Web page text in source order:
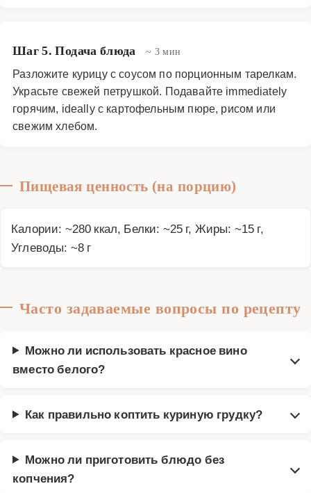
Шаг 5. Подача блюда ~ 3 мин
Разложите курицу с соусом по порционным тарелкам.
Украсьте свежей петрушкой. Подавайте immediately
горячим, ideally с картофельным пюре, рисом или
свежим хлебом.
Пищевая ценность (на порцию)
Калории: ~280 ккал, Белки: ~25 г, Жиры: ~15 г,
Углеводы: ~8 г
Часто задаваемые вопросы по рецепту
Можно ли использовать красное вино
вместо белого?
Как правильно коптить куриную грудку?
Можно ли приготовить блюдо без
копчения?